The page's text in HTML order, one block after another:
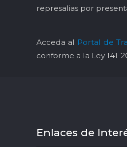
represalias por
Acceda al Portal de
conforme a la Ley 141-
Enlaces de